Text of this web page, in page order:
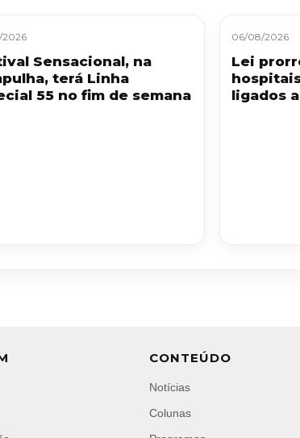
Sensacional, na
terá Linha
55 no fim de semana
06/08/2026
Lei
ligados
CONTEÚDO
Notícias
Colunas